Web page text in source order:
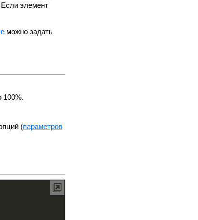
Если элемент
можно задать
100%.
(параметров